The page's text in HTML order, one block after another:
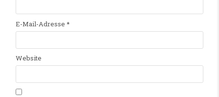
E-Mail-Adresse *
Website